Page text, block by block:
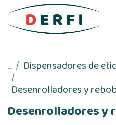
Ir al contenido
...
Dispensadores de
Desenrolladores y
Desenrolladores y